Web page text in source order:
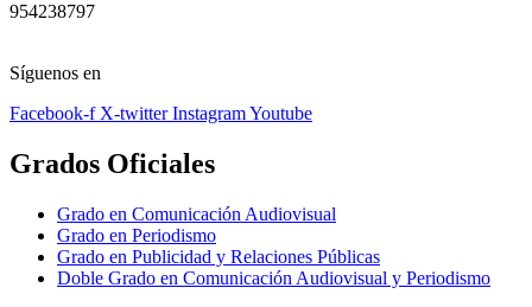
954238797
Síguenos en
Facebook-f X-twitter InstagramYoutube
Grados Oficiales
Grado en Comunicación Audiovisual
Grado en Periodismo
Grado en Publicidad y Relaciones Públicas
Doble Grado en Comunicación Audiovisual y Periodismo